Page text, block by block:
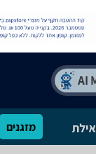
מזגנים